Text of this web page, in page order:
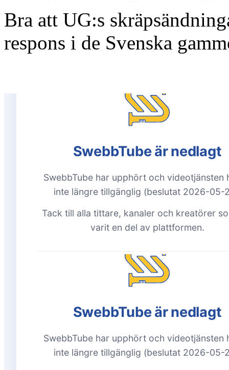
Bra att UG:s
respons i de Svenska